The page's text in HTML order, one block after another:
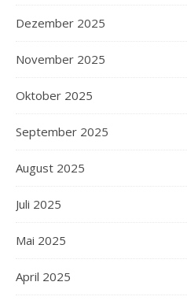
Dezember 2025
November 2025
Oktober 2025
September 2025
August 2025
Juli 2025
Mai 2025
April 2025